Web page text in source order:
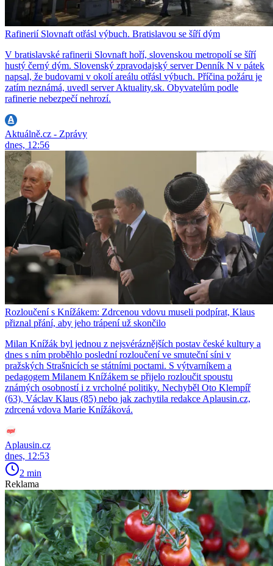
Rafinerií Slovnaft otřásl výbuch. Bratislavou se šíří dým
V bratislavské rafinerii Slovnaft hoří, slovenskou metropolí se šíří
hustý černý dým. Slovenský zpravodajský server Denník N v pátek
napsal, že budovami v okolí areálu otřásl výbuch. Příčina požáru je
zatím neznámá, uvedl server Aktuality.sk. Obyvatelům podle
rafinerie nebezpečí nehrozí.
Aktuálně.cz - Zprávy
dnes, 12:56
Rozloučení s Knížákem: Zdrcenou vdovu museli podpírat, Klaus
přiznal přání, aby jeho trápení už skončilo
Milan Knížák byl jednou z nejsvéráznějších postav české kultury a
dnes s ním proběhlo poslední rozloučení ve smuteční síni v
pražských Strašnicích se státními poctami. S výtvarníkem a
pedagogem Milanem Knížákem se přijelo rozloučit spoustu
známých osobností i z vrcholné politiky. Nechyběl Oto Klempíř
(63), Václav Klaus (85) nebo jak zachytila redakce Aplausin.cz,
zdrcená vdova Marie Knížáková.
Aplausin.cz
dnes, 12:53
2 min
Reklama